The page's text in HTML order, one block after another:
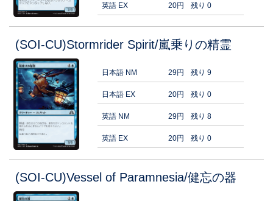
英語 EX 20円 残り 0
(SOI-CU)Stormrider Spirit/嵐乗りの精霊
日本語 NM 29円 残り 9
日本語 EX 20円 残り 0
英語 NM 29円 残り 8
英語 EX 20円 残り 0
(SOI-CU)Vessel of Paramnesia/健忘の器